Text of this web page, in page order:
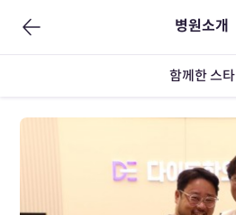
병원소개
함께한 스타